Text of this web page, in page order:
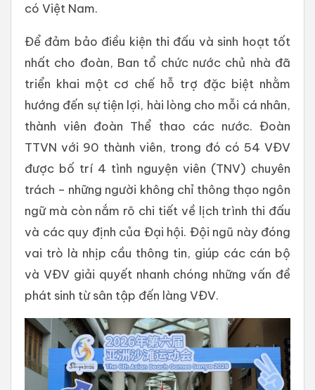
có Việt Nam.
Để đảm bảo điều kiện thi đấu và sinh hoạt tốt
nhất cho đoàn, Ban tổ chức nước chủ nhà đã
triển khai một cơ chế hỗ trợ đặc biệt nhằm
hướng đến sự tiện lợi, hài lòng cho mỗi cá nhân,
thành viên đoàn Thể thao các nước. Đoàn
TTVN với 90 thành viên, trong đó có 54 VĐV
được bố trí 4 tình nguyện viên (TNV) chuyên
trách – những người không chỉ thông thạo ngôn
ngữ mà còn nắm rõ chi tiết về lịch trình thi đấu
và các quy định của Đại hội. Đội ngũ này đóng
vai trò là nhịp cầu thông tin, giúp các cán bộ
và VĐV giải quyết nhanh chóng những vấn đề
phát sinh từ sân tập đến làng VĐV.